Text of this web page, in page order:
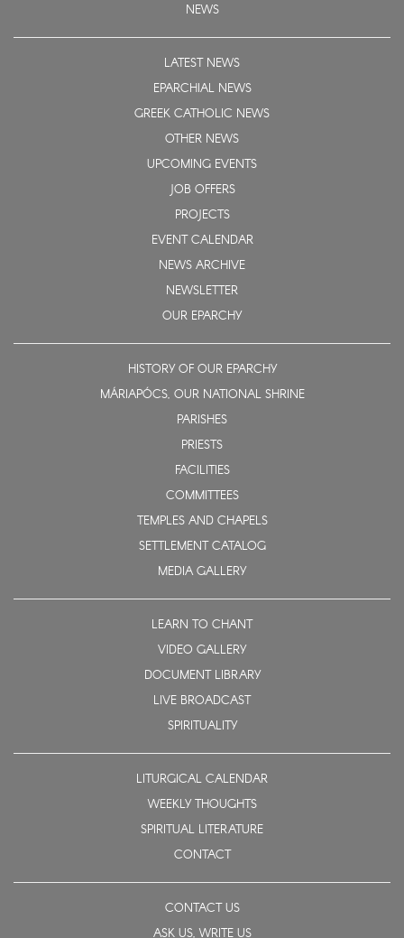
NEWS
LATEST NEWS
EPARCHIAL NEWS
GREEK CATHOLIC NEWS
OTHER NEWS
UPCOMING EVENTS
JOB OFFERS
PROJECTS
EVENT CALENDAR
NEWS ARCHIVE
NEWSLETTER
OUR EPARCHY
HISTORY OF OUR EPARCHY
MÁRIAPÓCS, OUR NATIONAL SHRINE
PARISHES
PRIESTS
FACILITIES
COMMITTEES
TEMPLES AND CHAPELS
SETTLEMENT CATALOG
MEDIA GALLERY
LEARN TO CHANT
VIDEO GALLERY
DOCUMENT LIBRARY
LIVE BROADCAST
SPIRITUALITY
LITURGICAL CALENDAR
WEEKLY THOUGHTS
SPIRITUAL LITERATURE
CONTACT
CONTACT US
ASK US, WRITE US